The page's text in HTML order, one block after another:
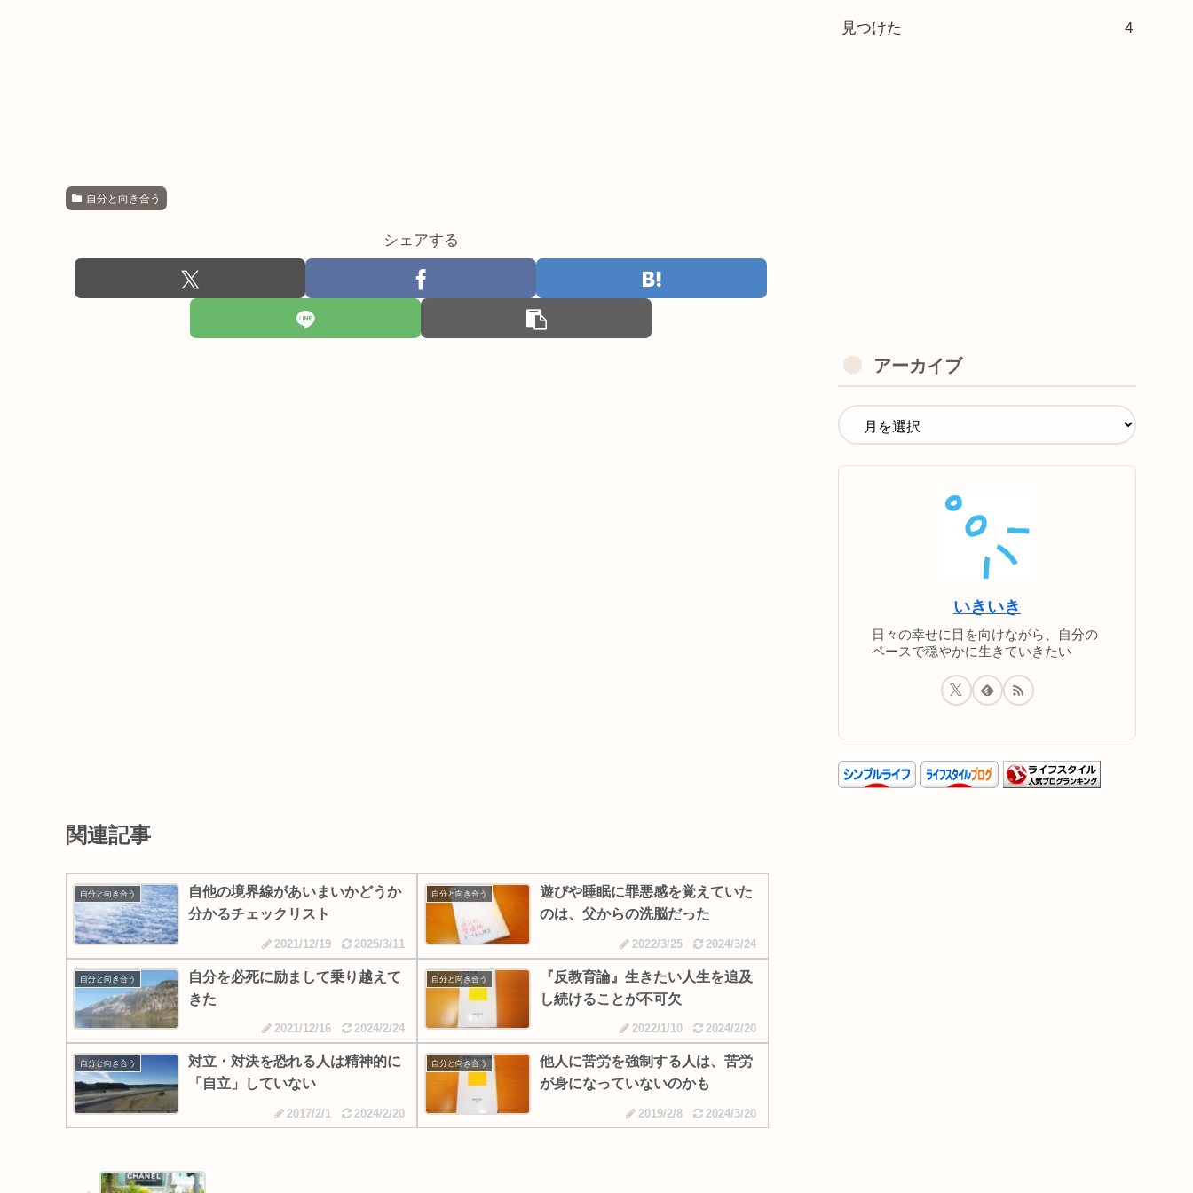
自分と向き合う
シェアする
関連記事
自分と向き合う
自他の境界線があいまいかどうか
分かるチェックリスト
2021/12/19 2025/3/11
自分と向き合う
遊びや睡眠に罪悪感を覚えていた
のは、父からの洗脳だった
2022/3/25 2024/3/24
自分と向き合う
自分を必死に励まして乗り越えて
きた
2021/12/16 2024/2/24
自分と向き合う
『反教育論』生きたい人生を追及
し続けることが不可欠
2022/1/10 2024/2/20
自分と向き合う
対立・対決を恐れる人は精神的に
「自立」していない
2017/2/1 2024/2/20
自分と向き合う
他人に苦労を強制する人は、苦労
が身になっていないのかも
2019/2/8 2024/3/20
見つけた 4
アーカイブ
いきいき
日々の幸せに目を向けながら、自分の
ペースで穏やかに生きていきたい